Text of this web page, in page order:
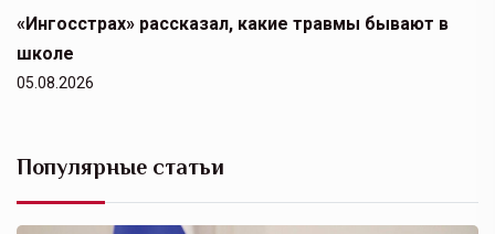
«Ингосстрах» рассказал, какие травмы бывают в
школе
05.08.2026
Популярные статьи